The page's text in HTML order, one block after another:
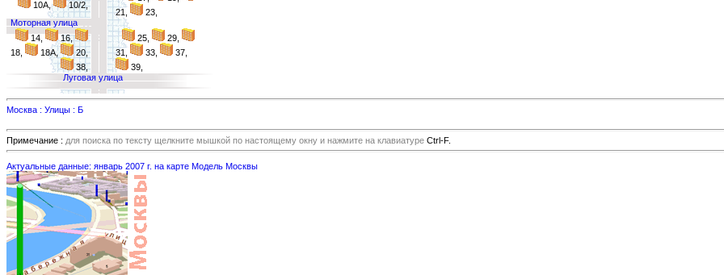
10А, 10/2,
21,
23,
Моторная улица
14,
16,
18,
18А,
20,
38,
25,
29,
31,
33,
37,
39,
Луговая улица
Москва : Улицы : Б
Примечание : для поиска по тексту щелкните мышкой по настоящему окну и нажмите на клавиатуре Ctrl-F.
Актуальные данные: январь 2007 г. на карте Модель Москвы